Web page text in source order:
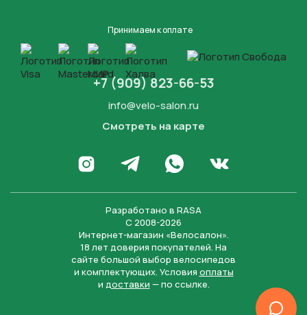
Принимаем к оплате
+7 (909) 823-66-53
info@velo-salon.ru
Смотреть на карте
Перейти в Инстаграм
Написать в Телеграм
Написать в WhatsApp
Перейти во
Разработано в RASA
С 2008-2026
Интернет-магазин «Велосалон».
18 лет доверия покупателей. На
сайте большой выбор велосипедов
и комплектующих. Условия оплаты
и доставки — по ссылке.